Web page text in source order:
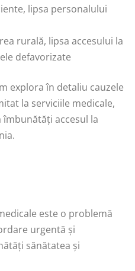
lipsa personalului
rurală, lipsa accesului la
defavorizate
explora în detaliu cauzele
la serviciile medicale,
accesul la
este o problemă
urgentă și
sănătatea și